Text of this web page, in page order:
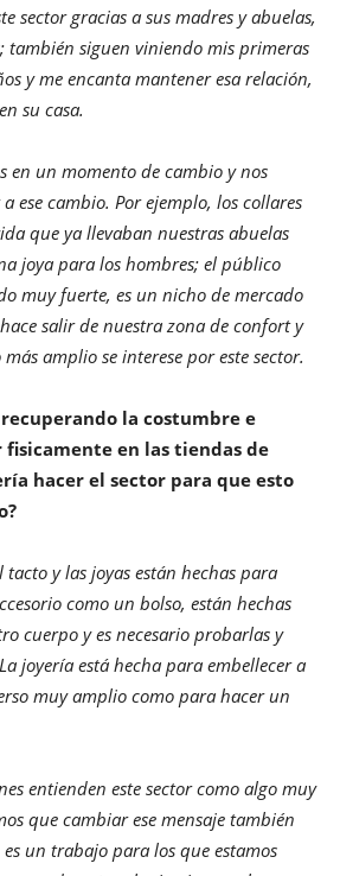
sector gracias a sus madres y abuelas,
también siguen viniendo mis primeras
y me encanta mantener esa relación,
su casa.
en un momento de cambio y nos
ese cambio. Por ejemplo, los collares
que ya llevaban nuestras abuelas
joya para los hombres; el público
muy fuerte, es un nicho de mercado
salir de nuestra zona de confort y
amplio se interese por este sector.
recuperando la costumbre e
en las tiendas de
hacer el sector para que esto
tacto y las joyas están hechas para
como un bolso, están hechas
cuerpo y es necesario probarlas y
joyería está hecha para embellecer a
muy amplio como para hacer un
entienden este sector como algo muy
que cambiar ese mensaje también
un trabajo para los que estamos